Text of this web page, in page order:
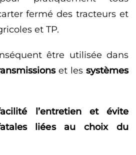
fermé des tracteurs et
et TP.
être utilisée dans
et les systèmes
l’entretien et évite
liées au choix du